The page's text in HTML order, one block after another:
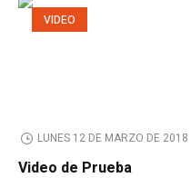
VIDEO
LUNES 12 DE MARZO DE 2018
Video de Prueba